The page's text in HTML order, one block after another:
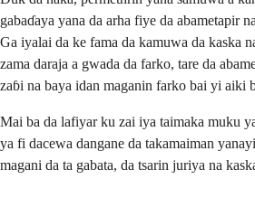
gabaɗaya yana da arha fiye da abametapir
Ga iyalai da ke fama da kamuwa da kaska
zama daraja a gwada da farko, tare da
zaɓi na baya idan maganin farko bai yi aiki
Mai ba da lafiyar ku zai iya taimaka muku
ya fi dacewa dangane da takamaiman
magani da ta gabata, da tsarin juriya na